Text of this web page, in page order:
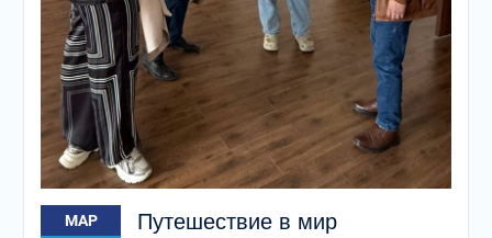
МАР
Путешествие в мир